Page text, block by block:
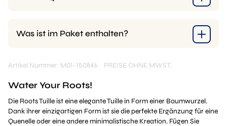
Was ist im Paket enthalten?
Artikel Nummer: M01-150846 PREISE OHNE MWST.
Water Your Roots!
Die Roots Tuille ist eine elegante Tuille in Form einer Baumwurzel.
Dank ihrer einzigartigen Form ist sie die perfekte Ergänzung für eine
Quenelle oder eine andere minimalistische Kreation. Fügen Sie